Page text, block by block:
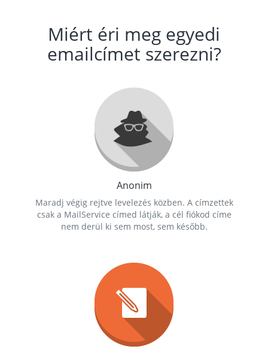
Miért éri meg egyedi
emailcímet szerezni?
Anonim
Maradj végig rejtve levelezés közben. A címzettek
csak a MailService címed látják, a cél fiókod címe
nem derül ki sem most, sem később.